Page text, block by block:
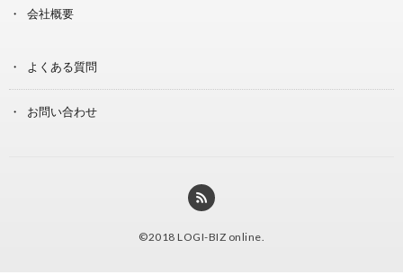
会社概要
よくある質問
お問い合わせ
©2018 LOGI-BIZ online.